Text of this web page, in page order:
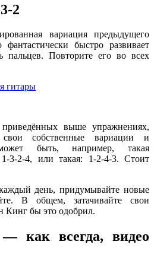
2
вариация предыдущего
быстро развивает
пальцев. Повторите его во всех
выше упражнениях,
свои собственные вариации и
быть, например, такая
1-3-2-4, или такая: 1-2-4-3. Стоит
день, придумывайте новые
В общем, затачивайте свои
Кинг бы это одобрил.
— как всегда, видео